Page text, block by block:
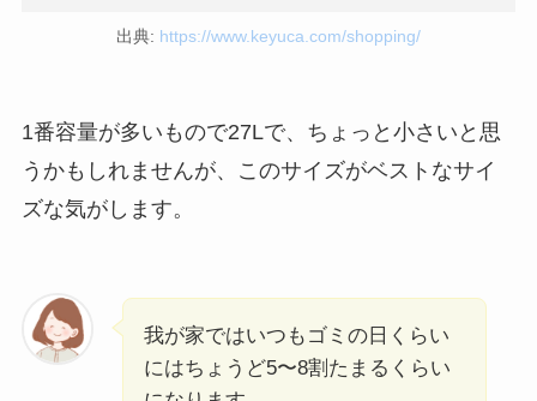
出典: https://www.keyuca.com/shopping/
1番容量が多いもので27Lで、ちょっと小さいと思
うかもしれませんが、このサイズがベストなサイ
ズな気がします。
我が家ではいつもゴミの日くらい
にはちょうど5〜8割たまるくらい